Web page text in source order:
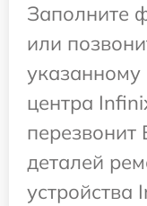
Заполните
или
указанному
центра
перезвонит
деталей
устройства